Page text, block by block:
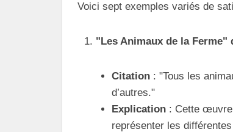
Voici sept exemples variés de
"Les Animaux de la Ferme"
Citation: "Tous les
d’autres."
Explication: Cette œuvre
représenter les